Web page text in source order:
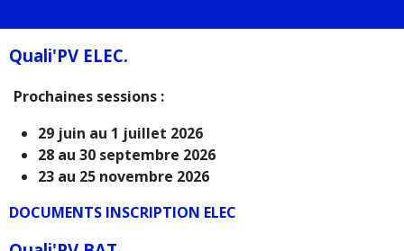
Quali'PV ELEC.
Prochaines sessions :
29 juin au 1 juillet 2026
28 au 30 septembre 2026
23 au 25 novembre 2026
DOCUMENTS INSCRIPTION ELEC